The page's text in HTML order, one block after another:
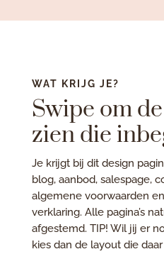
WAT KRIJG JE?
Swipe om
zien die
Je krijgt bij dit design
blog, aanbod, salespage,
algemene voorwaarden
verklaring. Alle pagina’s
afgestemd. TIP! Wil jij er
kies dan de layout die